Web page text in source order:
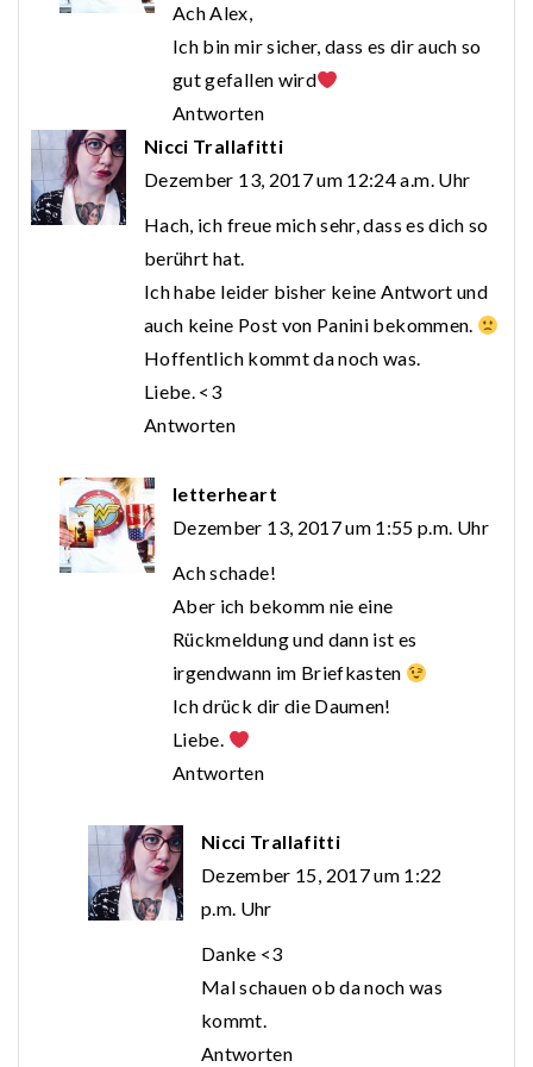
Ach Alex,
Ich bin mir sicher, dass es dir auch so
gut gefallen wird
Antworten
Nicci Trallafitti
Dezember 13, 2017 um 12:24 a.m. Uhr
Hach, ich freue mich sehr, dass es dich so
berührt hat.
Ich habe leider bisher keine Antwort und
auch keine Post von Panini bekommen.
Hoffentlich kommt da noch was.
Liebe. <3
Antworten
letterheart
Dezember 13, 2017 um 1:55 p.m. Uhr
Ach schade!
Aber ich bekomm nie eine
Rückmeldung und dann ist es
irgendwann im Briefkasten
Ich drück dir die Daumen!
Liebe.
Antworten
Nicci Trallafitti
Dezember 15, 2017 um 1:22
p.m. Uhr
Danke <3
Mal schauen ob da noch was
kommt.
Antworten